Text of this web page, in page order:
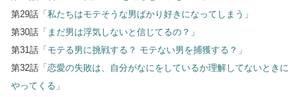
第29話 「私たちはモテそうな男ばかり好きになってしまう」
第30話 「まだ男は浮気しないと信じてるの？」
第31話 「モテる男に挑戦する？ モテない男を捕獲する？」
第32話 「恋愛の失敗は、自分がなにをしているか理解してないときに
やってくる」